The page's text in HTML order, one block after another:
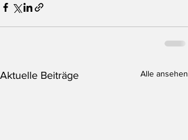
Aktuelle Beiträge Alle ansehen